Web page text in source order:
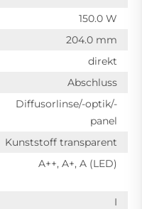
150.0 W
204.0 mm
direkt
Abschluss
Diffusorlinse/-optik/-
panel
Kunststoff transparent
A++, A+, A (LED)
I